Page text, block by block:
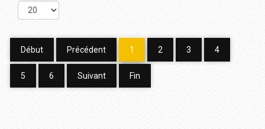
Début Précédent 1 2 3 4
5 6 Suivant Fin